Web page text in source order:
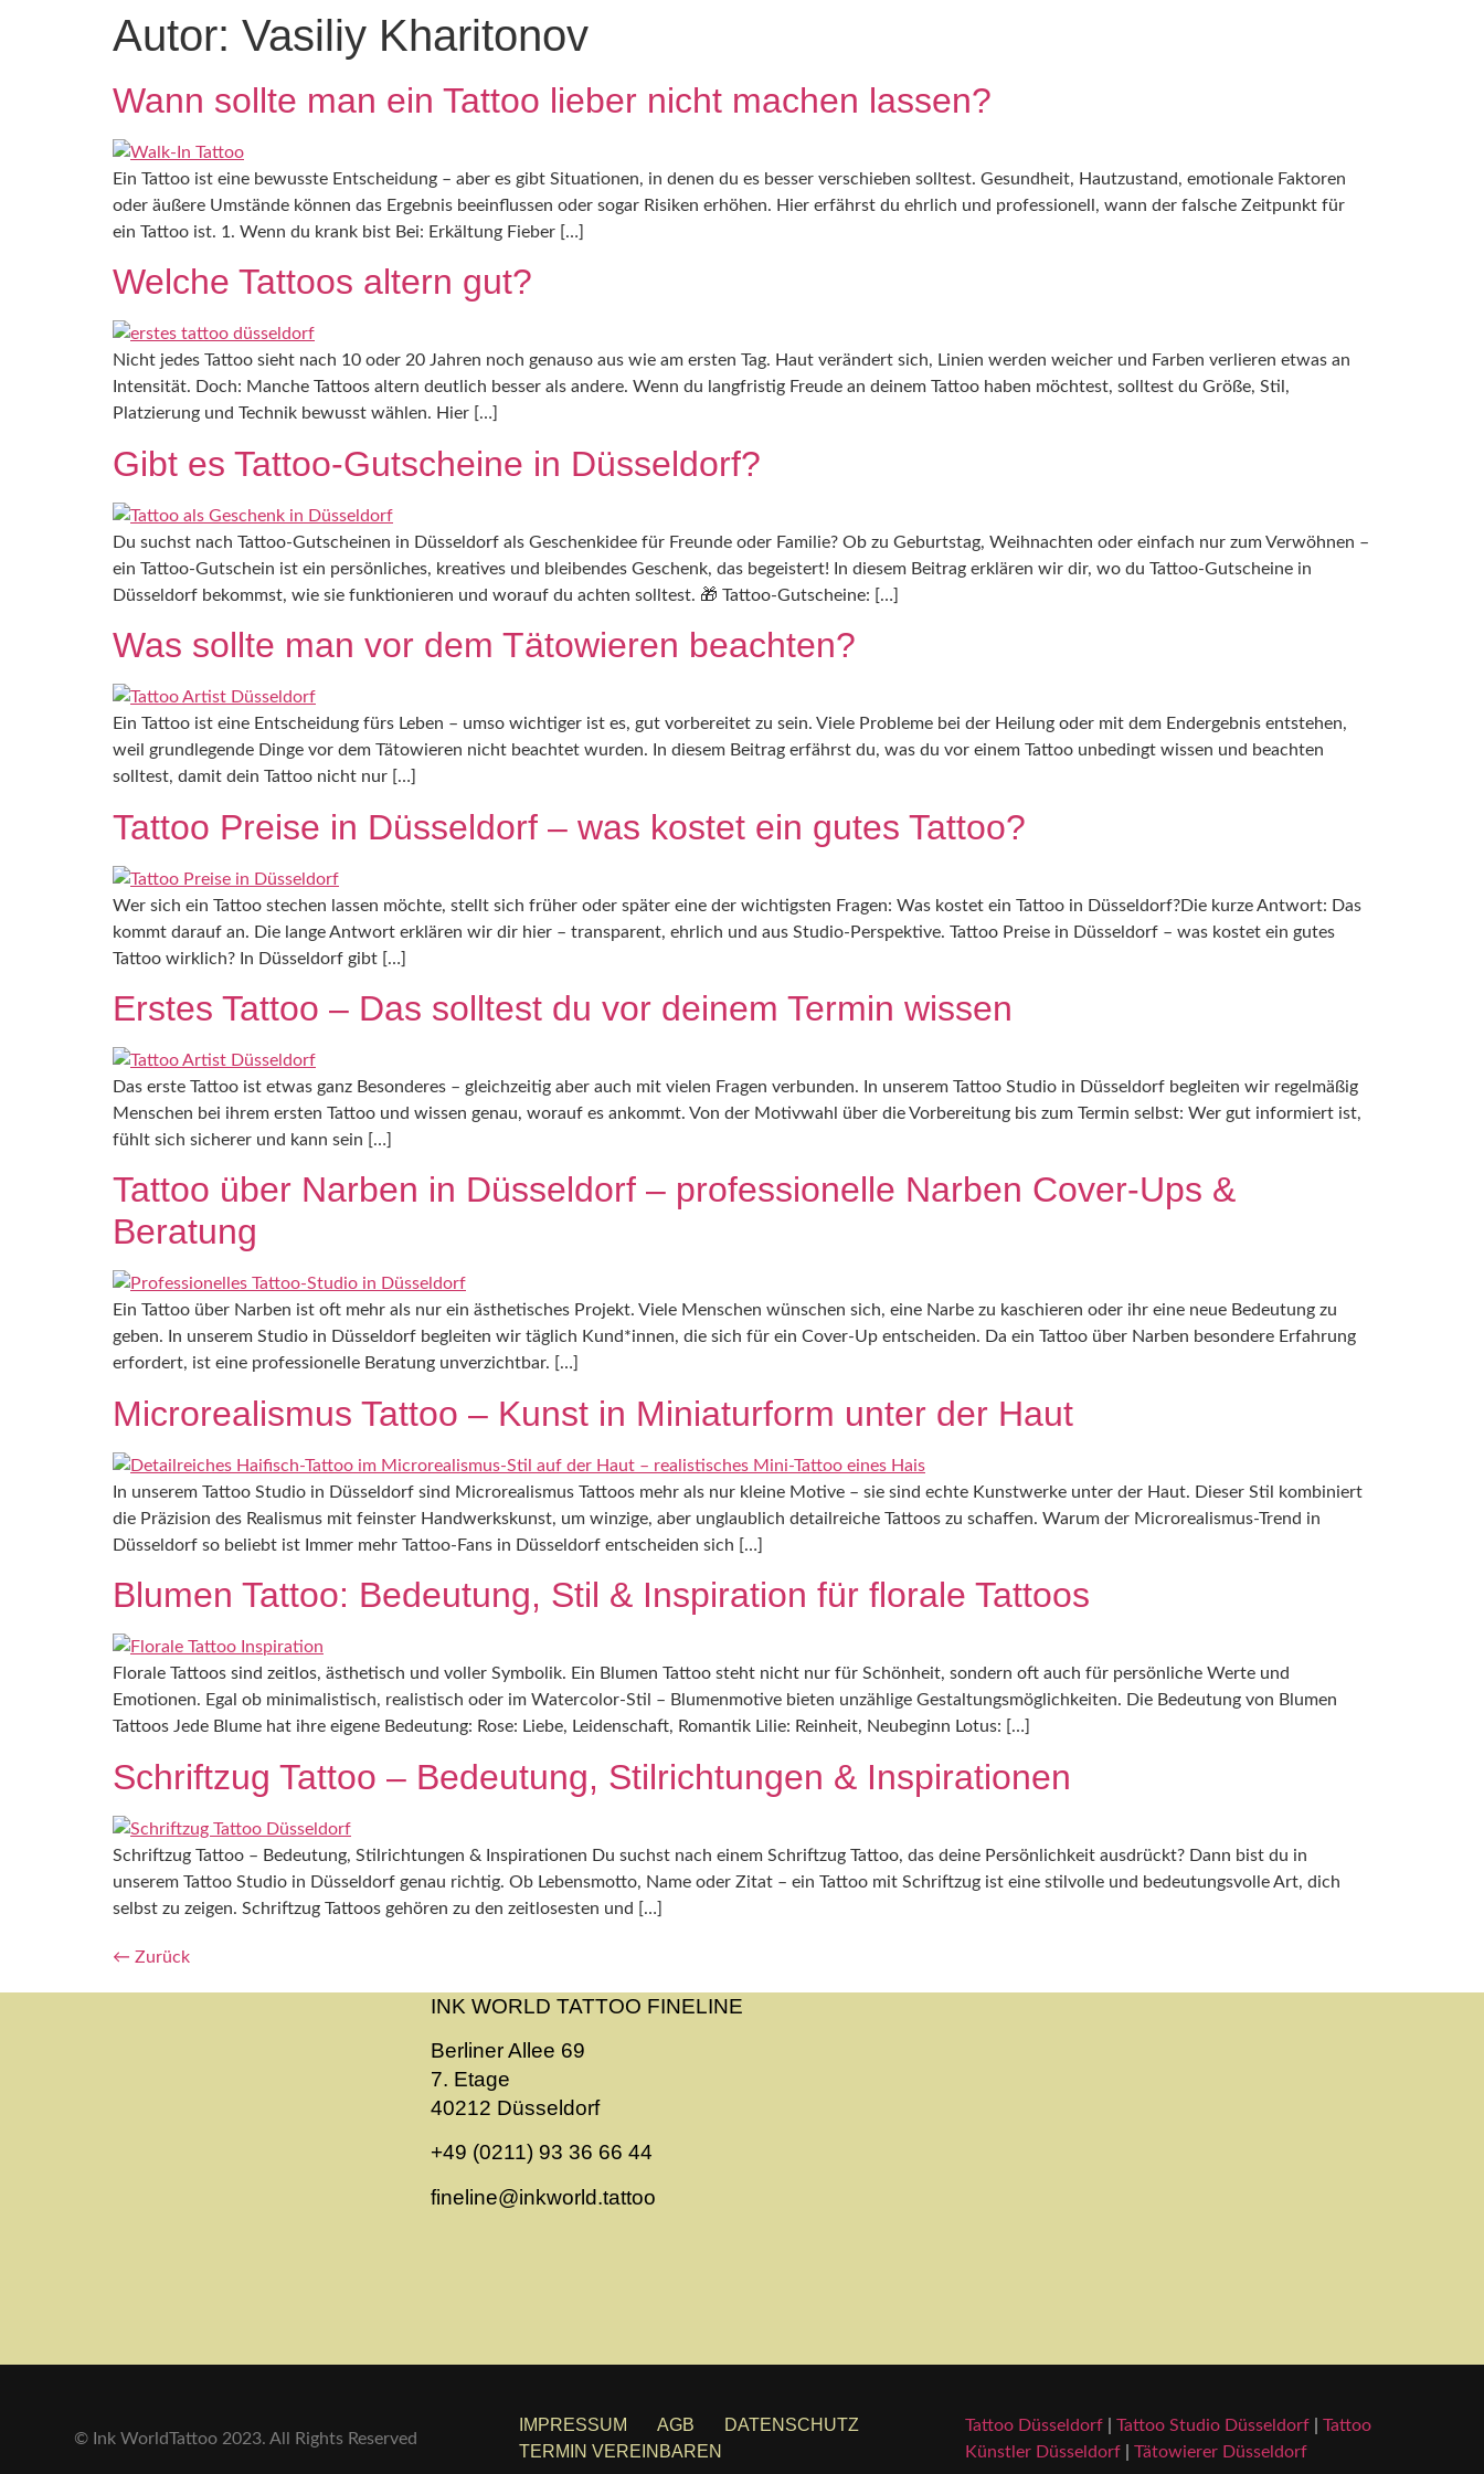
Autor: Vasiliy Kharitonov
Wann sollte man ein Tattoo lieber nicht machen lassen?
Ein Tattoo ist eine bewusste Entscheidung – aber es gibt Situationen, in denen du es besser verschieben solltest. Gesundheit, Hautzustand, emotionale Faktoren
oder äußere Umstände können das Ergebnis beeinflussen oder sogar Risiken erhöhen. Hier erfährst du ehrlich und professionell, wann der falsche Zeitpunkt für
ein Tattoo ist. 1. Wenn du krank bist Bei: Erkältung Fieber […]
Welche Tattoos altern gut?
Nicht jedes Tattoo sieht nach 10 oder 20 Jahren noch genauso aus wie am ersten Tag. Haut verändert sich, Linien werden weicher und Farben verlieren etwas an
Intensität. Doch: Manche Tattoos altern deutlich besser als andere. Wenn du langfristig Freude an deinem Tattoo haben möchtest, solltest du Größe, Stil,
Platzierung und Technik bewusst wählen. Hier […]
Gibt es Tattoo-Gutscheine in Düsseldorf?
Du suchst nach Tattoo-Gutscheinen in Düsseldorf als Geschenkidee für Freunde oder Familie? Ob zu Geburtstag, Weihnachten oder einfach nur zum Verwöhnen –
ein Tattoo-Gutschein ist ein persönliches, kreatives und bleibendes Geschenk, das begeistert! In diesem Beitrag erklären wir dir, wo du Tattoo-Gutscheine in
Düsseldorf bekommst, wie sie funktionieren und worauf du achten solltest. 🎁 Tattoo-Gutscheine: […]
Was sollte man vor dem Tätowieren beachten?
Ein Tattoo ist eine Entscheidung fürs Leben – umso wichtiger ist es, gut vorbereitet zu sein. Viele Probleme bei der Heilung oder mit dem Endergebnis entstehen,
weil grundlegende Dinge vor dem Tätowieren nicht beachtet wurden. In diesem Beitrag erfährst du, was du vor einem Tattoo unbedingt wissen und beachten
solltest, damit dein Tattoo nicht nur […]
Tattoo Preise in Düsseldorf – was kostet ein gutes Tattoo?
Wer sich ein Tattoo stechen lassen möchte, stellt sich früher oder später eine der wichtigsten Fragen: Was kostet ein Tattoo in Düsseldorf?Die kurze Antwort: Das
kommt darauf an. Die lange Antwort erklären wir dir hier – transparent, ehrlich und aus Studio-Perspektive. Tattoo Preise in Düsseldorf – was kostet ein gutes
Tattoo wirklich? In Düsseldorf gibt […]
Erstes Tattoo – Das solltest du vor deinem Termin wissen
Das erste Tattoo ist etwas ganz Besonderes – gleichzeitig aber auch mit vielen Fragen verbunden. In unserem Tattoo Studio in Düsseldorf begleiten wir regelmäßig
Menschen bei ihrem ersten Tattoo und wissen genau, worauf es ankommt. Von der Motivwahl über die Vorbereitung bis zum Termin selbst: Wer gut informiert ist,
fühlt sich sicherer und kann sein […]
Tattoo über Narben in Düsseldorf – professionelle Narben Cover-Ups &
Beratung
Ein Tattoo über Narben ist oft mehr als nur ein ästhetisches Projekt. Viele Menschen wünschen sich, eine Narbe zu kaschieren oder ihr eine neue Bedeutung zu
geben. In unserem Studio in Düsseldorf begleiten wir täglich Kund*innen, die sich für ein Cover-Up entscheiden. Da ein Tattoo über Narben besondere Erfahrung
erfordert, ist eine professionelle Beratung unverzichtbar. […]
Microrealismus Tattoo – Kunst in Miniaturform unter der Haut
In unserem Tattoo Studio in Düsseldorf sind Microrealismus Tattoos mehr als nur kleine Motive – sie sind echte Kunstwerke unter der Haut. Dieser Stil kombiniert
die Präzision des Realismus mit feinster Handwerkskunst, um winzige, aber unglaublich detailreiche Tattoos zu schaffen. Warum der Microrealismus-Trend in
Düsseldorf so beliebt ist Immer mehr Tattoo-Fans in Düsseldorf entscheiden sich […]
Blumen Tattoo: Bedeutung, Stil & Inspiration für florale Tattoos
Florale Tattoos sind zeitlos, ästhetisch und voller Symbolik. Ein Blumen Tattoo steht nicht nur für Schönheit, sondern oft auch für persönliche Werte und
Emotionen. Egal ob minimalistisch, realistisch oder im Watercolor-Stil – Blumenmotive bieten unzählige Gestaltungsmöglichkeiten. Die Bedeutung von Blumen
Tattoos Jede Blume hat ihre eigene Bedeutung: Rose: Liebe, Leidenschaft, Romantik Lilie: Reinheit, Neubeginn Lotus: […]
Schriftzug Tattoo – Bedeutung, Stilrichtungen & Inspirationen
Schriftzug Tattoo – Bedeutung, Stilrichtungen & Inspirationen Du suchst nach einem Schriftzug Tattoo, das deine Persönlichkeit ausdrückt? Dann bist du in
unserem Tattoo Studio in Düsseldorf genau richtig. Ob Lebensmotto, Name oder Zitat – ein Tattoo mit Schriftzug ist eine stilvolle und bedeutungsvolle Art, dich
selbst zu zeigen. Schriftzug Tattoos gehören zu den zeitlosesten und […]
← Zurück
INK WORLD TATTOO FINELINE
Berliner Allee 69
7. Etage
40212 Düsseldorf
+49 (0211) 93 36 66 44
fineline@inkworld.tattoo
© Ink WorldTattoo 2023. All Rights Reserved
IMPRESSUM AGB
DATENSCHUTZ
TERMIN VEREINBAREN
Tattoo Düsseldorf| Tattoo Studio Düsseldorf| Tattoo
Künstler Düsseldorf| Tätowierer Düsseldorf